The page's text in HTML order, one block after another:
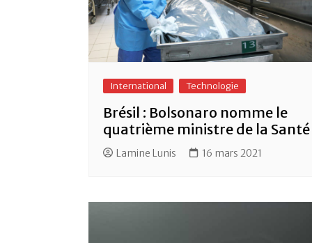
International Technologie
Brésil : Bolsonaro nomme le
quatrième ministre de la Santé
Lamine Lunis 16 mars 2021